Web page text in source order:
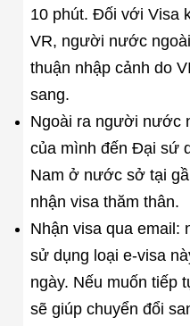
10 phút. Đối với Visa
VR, người nước
thuận nhập cảnh do
sang.
Ngoài ra người nước
của mình đến Đại sứ
Nam ở nước sở tại
nhận visa thăm thân.
Nhận visa qua
sử dụng loại e-visa
ngày. Nếu muốn tiếp
sẽ giúp chuyển đổi